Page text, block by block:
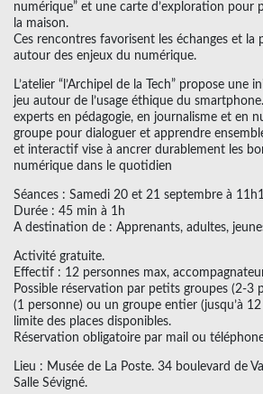
numérique” et une carte d’exploration pour
la maison.
Ces rencontres favorisent les échanges et la
autour des enjeux du numérique.
L’atelier “l’Archipel de la Tech” propose
jeu autour de l’usage éthique du
experts en pédagogie, en journalisme et en
groupe pour dialoguer et apprendre
et interactif vise à ancrer durablement les
numérique dans le quotidien
Séances : Samedi 20 et 21 septembre à
Durée : 45 min à 1h
A destination de : Apprenants, adultes,
Activité gratuite.
Effectif : 12 personnes max,
Possible réservation par petits groupes (2-3
(1 personne) ou un groupe entier (jusqu’à
limite des places disponibles.
Réservation obligatoire par mail ou
Lieu : Musée de La Poste. 34 boulevard de
Salle Sévigné.